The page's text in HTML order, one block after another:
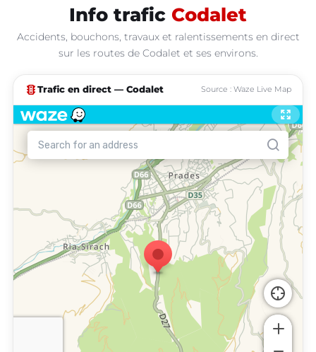
Info trafic Codalet
Accidents, bouchons, travaux et ralentissements en direct
sur les routes de Codalet et ses environs.
traffic Trafic en direct — Codalet Source : Waze Live Map